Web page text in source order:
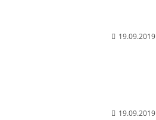
19.09.2019
19.09.2019